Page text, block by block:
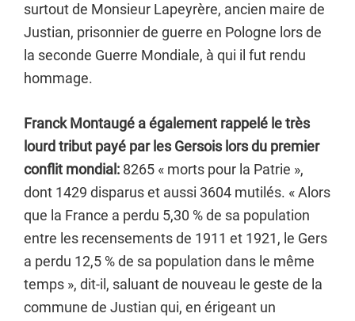
surtout de Monsieur Lapeyrère, ancien maire de
Justian, prisonnier de guerre en Pologne lors de
la seconde Guerre Mondiale, à qui il fut rendu
hommage.
Franck Montaugé a également rappelé le très
lourd tribut payé par les Gersois lors du premier
conflit mondial: 8265 « morts pour la Patrie »,
dont 1429 disparus et aussi 3604 mutilés. « Alors
que la France a perdu 5,30 % de sa population
entre les recensements de 1911 et 1921, le Gers
a perdu 12,5 % de sa population dans le même
temps », dit-il, saluant de nouveau le geste de la
commune de Justian qui, en érigeant un